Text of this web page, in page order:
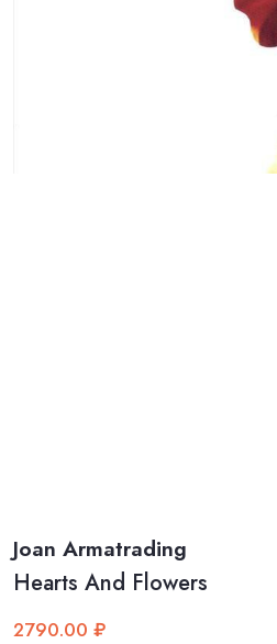
Joan Armatrading
Hearts And Flowers
2790.00 ₽